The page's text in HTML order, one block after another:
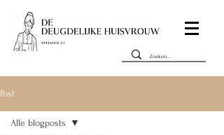
Post
Alle blogposts